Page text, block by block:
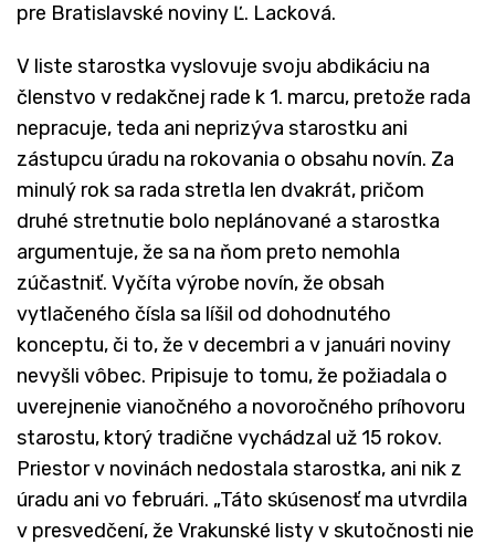
pre Bratislavské noviny Ľ. Lacková.
V liste starostka vyslovuje svoju abdikáciu na
členstvo v redakčnej rade k 1. marcu, pretože rada
nepracuje, teda ani neprizýva starostku ani
zástupcu úradu na rokovania o obsahu novín. Za
minulý rok sa rada stretla len dvakrát, pričom
druhé stretnutie bolo neplánované a starostka
argumentuje, že sa na ňom preto nemohla
zúčastniť. Vyčíta výrobe novín, že obsah
vytlačeného čísla sa líšil od dohodnutého
konceptu, či to, že v decembri a v januári noviny
nevyšli vôbec. Pripisuje to tomu, že požiadala o
uverejnenie vianočného a novoročného príhovoru
starostu, ktorý tradične vychádzal už 15 rokov.
Priestor v novinách nedostala starostka, ani nik z
úradu ani vo februári. „Táto skúsenosť ma utvrdila
v presvedčení, že Vrakunské listy v skutočnosti nie